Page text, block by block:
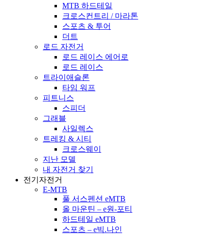
MTB 하드테일
크로스컨트리 / 마라톤
스포츠 & 투어
더트
로드 자전거
로드 레이스 에어로
로드 레이스
트라이애슬론
타임 워프
피트니스
스피더
그래블
사일렉스
트레킹 & 시티
크로스웨이
지난 모델
내 자전거 찾기
전기자전거
E-MTB
풀 서스펜션 eMTB
올 마운틴 – e원-포티
하드테일 eMTB
스포츠 – e빅.나인